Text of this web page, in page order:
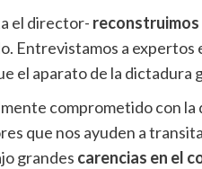
el director- reconstruimos
Entrevistamos a
el aparato de la dictadura
comprometido con
que nos ayuden a
grandes carencias en el